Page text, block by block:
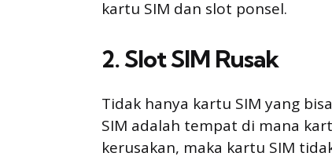
kartu SIM dan slot ponsel.
2. Slot SIM Rusak
Tidak hanya kartu SIM yang
SIM adalah tempat di mana
kerusakan, maka kartu SIM